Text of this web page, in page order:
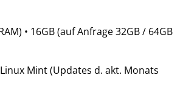
• 16GB (auf Anfrage 32GB / 64GB
Mint (Updates d. akt. Monats